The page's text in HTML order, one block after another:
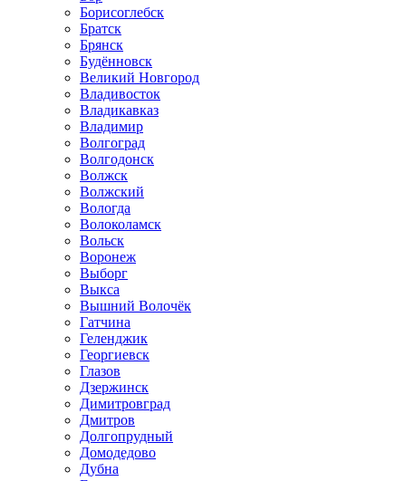
Борисоглебск
Братск
Брянск
Будённовск
Великий Новгород
Владивосток
Владикавказ
Владимир
Волгоград
Волгодонск
Волжск
Волжский
Вологда
Волоколамск
Вольск
Воронеж
Выборг
Выкса
Вышний Волочёк
Гатчина
Геленджик
Георгиевск
Глазов
Дзержинск
Димитровград
Дмитров
Долгопрудный
Домодедово
Дубна